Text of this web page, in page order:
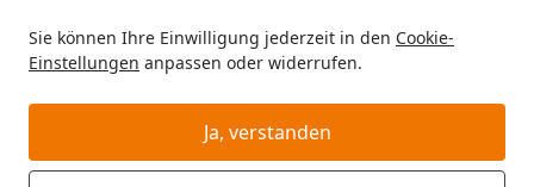
Sie können Ihre Einwilligung jederzeit in den Cookie-
Einstellungen anpassen oder widerrufen.
Ja, verstanden